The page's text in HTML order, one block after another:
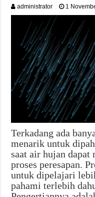
administrator 1
Terkadang ada
menarik untuk
saat air hujan dapat
proses peresapan.
untuk dipelajari
pahami terlebih